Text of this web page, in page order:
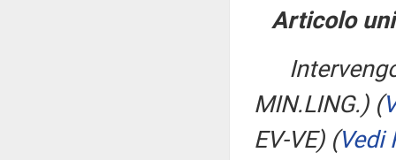
Articolo
MIN.LING.) (
EV-VE) (Vedi